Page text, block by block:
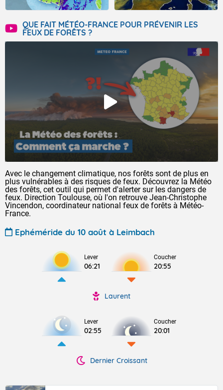
QUE FAIT MÉTÉO-FRANCE POUR PRÉVENIR LES
FEUX DE FORÊTS ?
Avec le changement climatique, nos forêts sont de plus en
plus vulnérables à des risques de feux. Découvrez la Météo
des forêts, cet outil qui permet d'alerter sur les dangers de
feux. Direction Toulouse, où l'on retrouve Jean-Christophe
Vincendon, coordinateur national feux de forêts à Météo-
France.
Ephéméride du 10 août à Leimbach
Lever
06:21
Coucher
20:55
Laurent
Lever
02:55
Coucher
20:01
Dernier Croissant